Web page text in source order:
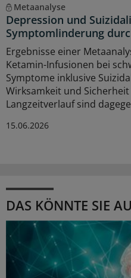
Metaanalyse
Depression und
Symptomlinderung
Ergebnisse einer
Ketamin-Infusionen bei
Symptome inklusive
Wirksamkeit und
Langzeitverlauf sind
15.06.2026
DAS KÖNNTE SIE